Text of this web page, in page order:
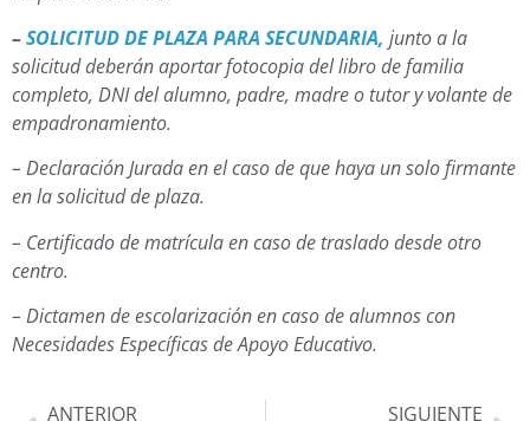
–SOLICITUD DE PLAZA PARA SECUNDARIA, junto a la
solicitud deberán aportar fotocopia del libro de familia
completo, DNI del alumno, padre, madre o tutor y volante de
empadronamiento.
– Declaración Jurada en el caso de que haya un solo firmante
en la solicitud de plaza.
– Certificado de matrícula en caso de traslado desde otro
centro.
– Dictamen de escolarización en caso de alumnos con
Necesidades Específicas de Apoyo Educativo.
ANTERIOR
SIGUIENTE